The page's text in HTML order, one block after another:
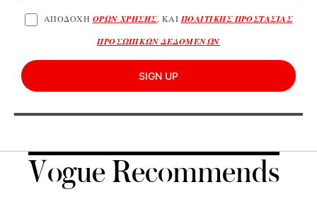
ΑΠΟΔΟΧΗ ΟΡΩΝ ΧΡΗΣΗΣ, ΚΑΙ ΠΟΛΙΤΙΚΗΣ ΠΡΟΣΤΑΣΙΑΣ
ΠΡΟΣΩΠΙΚΩΝ ΔΕΔΟΜΕΝΩΝ
SIGN UP
Vogue Recommends